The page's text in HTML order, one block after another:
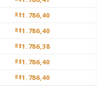
R$1.786,40
R$1.786,40
R$1.786,38
R$1.786,40
R$1.786,40